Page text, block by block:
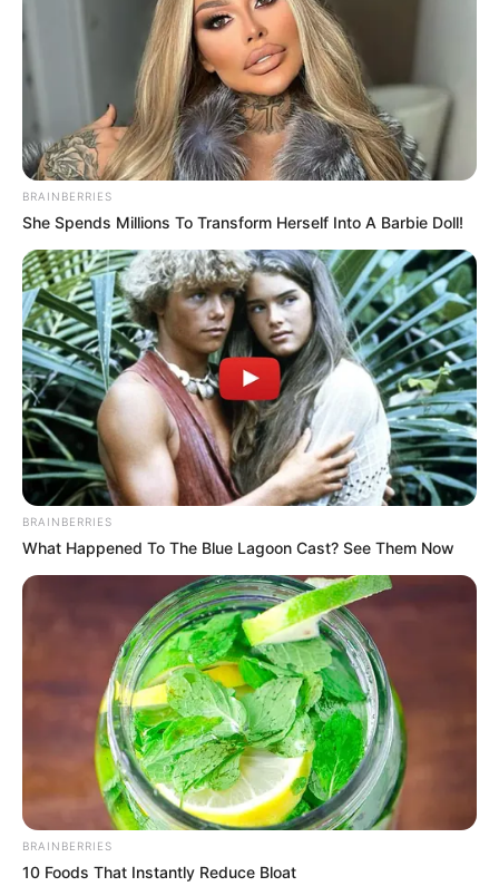
BRAINBERRIES
She Spends Millions To Transform Herself Into A Barbie Doll!
BRAINBERRIES
What Happened To The Blue Lagoon Cast? See Them Now
BRAINBERRIES
10 Foods That Instantly Reduce Bloat